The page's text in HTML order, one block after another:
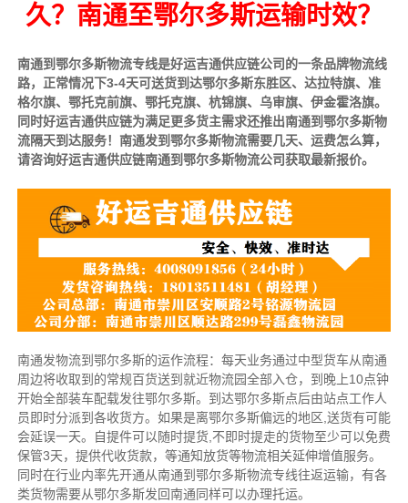
久？南通至鄂尔多斯运输时效？
南通到鄂尔多斯物流专线是好运吉通供应链公司的一条品牌物流线
路，正常情况下3-4天可送货到达鄂尔多斯东胜区、达拉特旗、准
格尔旗、鄂托克前旗、鄂托克旗、杭锦旗、乌审旗、伊金霍洛旗。
同时好运吉通供应链为满足更多货主需求还推出南通到鄂尔多斯物
流隔天到达服务！南通发到鄂尔多斯物流需要几天、运费怎么算，
请咨询好运吉通供应链南通到鄂尔多斯物流公司获取最新报价。
南通发物流到鄂尔多斯的运作流程：每天业务通过中型货车从南通
周边将收取到的常规百货送到就近物流园全部入仓，到晚上10点钟
开始全部装车配载发往鄂尔多斯。到达鄂尔多斯点后由站点工作人
员即时分派到各收货方。如果是离鄂尔多斯偏远的地区,送货有可能
会延误一天。自提件可以随时提货,不即时提走的货物至少可以免费
保管3天，提供代收货款，等通知放货等物流相关延伸增值服务。
同时在行业内率先开通从南通到鄂尔多斯物流专线往返运输，有各
类货物需要从鄂尔多斯发回南通同样可以办理托运。